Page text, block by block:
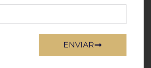
ENVIAR